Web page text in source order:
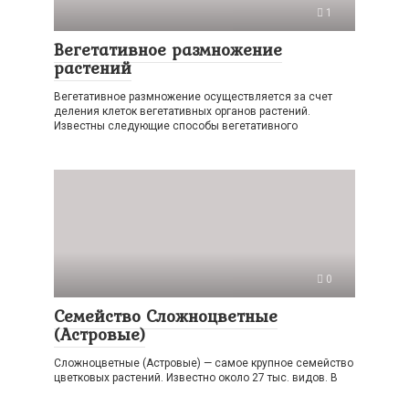
1
Вегетативное размножение
растений
Вегетативное размножение осуществляется за счет
деления клеток вегетативных органов растений.
Известны следующие способы вегетативного
0
Семейство Сложноцветные
(Астровые)
Сложноцветные (Астровые) — самое крупное семейство
цветковых растений. Известно около 27 тыс. видов. В